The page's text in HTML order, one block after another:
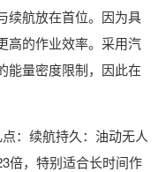
续航放在首位。因为具
高的作业效率。采用汽
能量密度限制，因此在
：续航持久：油动无人
倍，特别适合长时间作